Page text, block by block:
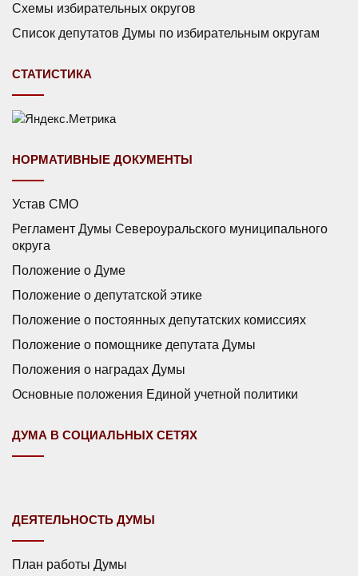
Схемы избирательных округов
Список депутатов Думы по избирательным округам
СТАТИСТИКА
НОРМАТИВНЫЕ ДОКУМЕНТЫ
Устав СМО
Регламент Думы Североуральского муниципального
округа
Положение о Думе
Положение о депутатской этике
Положение о постоянных депутатских комиссиях
Положение о помощнике депутата Думы
Положения о наградах Думы
Основные положения Единой учетной политики
ДУМА В СОЦИАЛЬНЫХ СЕТЯХ
ДЕЯТЕЛЬНОСТЬ ДУМЫ
План работы Думы